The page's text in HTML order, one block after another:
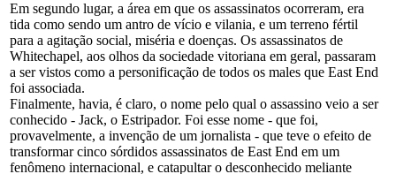
Em segundo lugar, a área em que os assassinatos ocorreram, era
tida como sendo um antro de vício e vilania, e um terreno fértil
para a agitação social, miséria e doenças. Os assassinatos de
Whitechapel, aos olhos da sociedade vitoriana em geral, passaram
a ser vistos como a personificação de todos os males que East End
foi associada.
Finalmente, havia, é claro, o nome pelo qual o assassino veio a ser
conhecido - Jack, o Estripador. Foi esse nome - que foi,
provavelmente, a invenção de um jornalista - que teve o efeito de
transformar cinco sórdidos assassinatos de East End em um
fenômeno internacional, e catapultar o desconhecido meliante